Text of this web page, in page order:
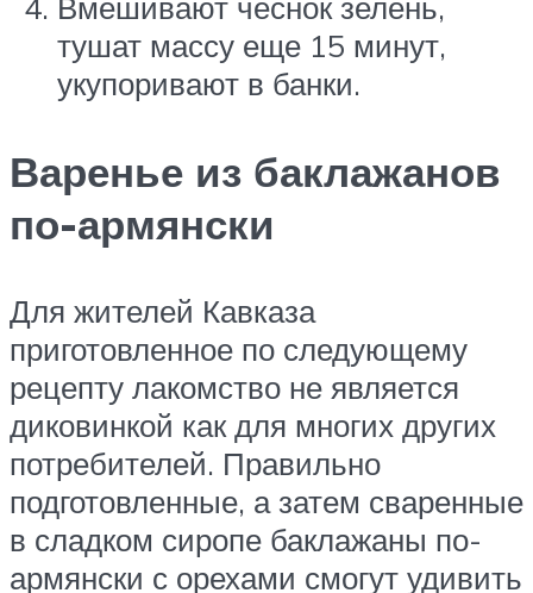
тушат массу еще 15 минут,
укупоривают в банки.
Варенье из баклажанов
по-армянски
Для жителей Кавказа
приготовленное по следующему
рецепту лакомство не является
диковинкой как для многих других
потребителей. Правильно
подготовленные, а затем сваренные
в сладком сиропе баклажаны по-
армянски с орехами смогут удивить